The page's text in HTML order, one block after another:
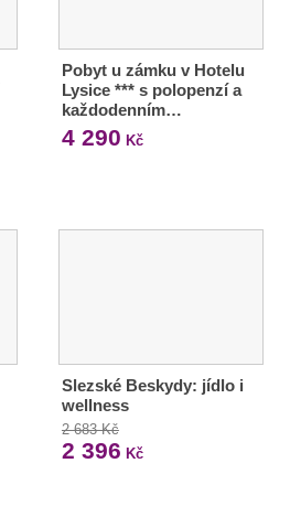
Pobyt u zámku v Hotelu
Lysice *** s polopenzí a
každodenním…
4 290 Kč
Slezské Beskydy: jídlo i
wellness
2 683 Kč
2 396 Kč